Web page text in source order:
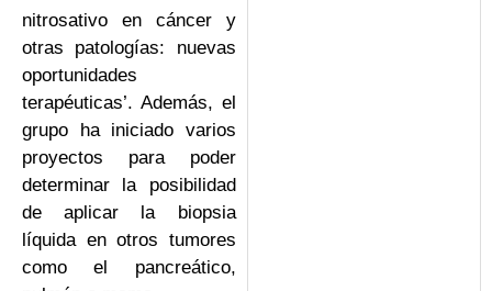
nitrosativo en cáncer y
otras patologías: nuevas
oportunidades
terapéuticas’. Además, el
grupo ha iniciado varios
proyectos para poder
determinar la posibilidad
de aplicar la biopsia
líquida en otros tumores
como el pancreático,